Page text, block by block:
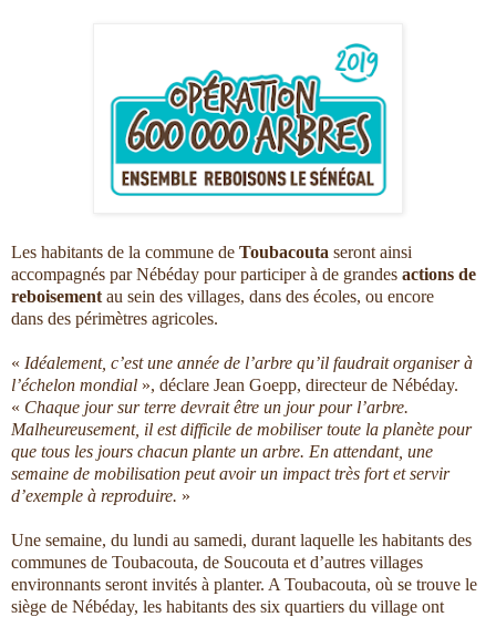
Les habitants de la commune de Toubacouta seront ainsi
accompagnés par Nébéday pour participer à de grandes actions de
reboisement au sein des villages, dans des écoles, ou encore
dans des périmètres agricoles.
« Idéalement, c’est une année de l’arbre qu’il faudrait organiser à
l’échelon mondial », déclare Jean Goepp, directeur de Nébéday.
« Chaque jour sur terre devrait être un jour pour l’arbre.
Malheureusement, il est difficile de mobiliser toute la planète pour
que tous les jours chacun plante un arbre. En attendant, une
semaine de mobilisation peut avoir un impact très fort et servir
d’exemple à reproduire. »
Une semaine, du lundi au samedi, durant laquelle les habitants des
communes de Toubacouta, de Soucouta et d’autres villages
environnants seront invités à planter. A Toubacouta, où se trouve le
siège de Nébéday, les habitants des six quartiers du village ont